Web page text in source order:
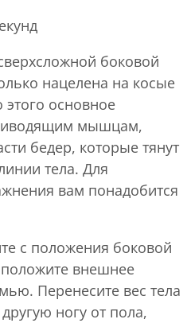
боковой
нацелена на косые
основное
мышцам,
бедер, которые тянут
тела. Для
вам понадобится
с положения боковой
положите внешнее
Перенесите вес тела
ногу от пола,